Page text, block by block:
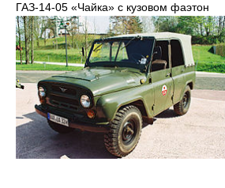
ГАЗ-14-05 «Чайка» с кузовом фаэтон